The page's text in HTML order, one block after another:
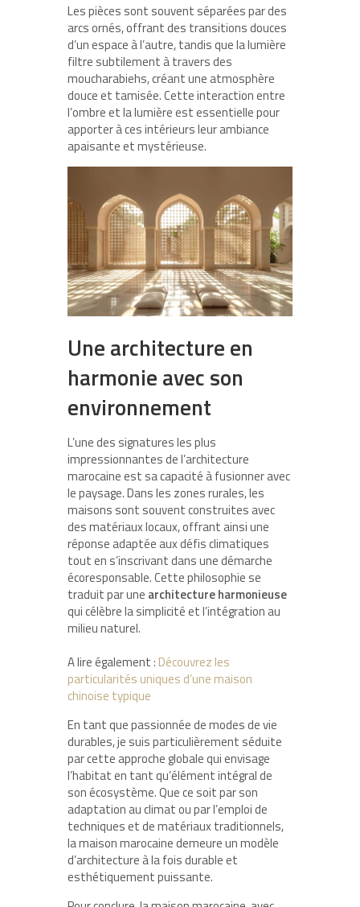
Les pièces sont souvent séparées par des
arcs ornés, offrant des transitions douces
d’un espace à l’autre, tandis que la lumière
filtre subtilement à travers des
moucharabiehs, créant une atmosphère
douce et tamisée. Cette interaction entre
l’ombre et la lumière est essentielle pour
apporter à ces intérieurs leur ambiance
apaisante et mystérieuse.
Une architecture en
harmonie avec son
environnement
L’une des signatures les plus
impressionnantes de l’architecture
marocaine est sa capacité à fusionner avec
le paysage. Dans les zones rurales, les
maisons sont souvent construites avec
des matériaux locaux, offrant ainsi une
réponse adaptée aux défis climatiques
tout en s’inscrivant dans une démarche
écoresponsable. Cette philosophie se
traduit par une architecture harmonieuse
qui célèbre la simplicité et l’intégration au
milieu naturel.
A lire également : Découvrez les
particularités uniques d’une maison
chinoise typique
En tant que passionnée de modes de vie
durables, je suis particulièrement séduite
par cette approche globale qui envisage
l’habitat en tant qu’élément intégral de
son écosystème. Que ce soit par son
adaptation au climat ou par l’emploi de
techniques et de matériaux traditionnels,
la maison marocaine demeure un modèle
d’architecture à la fois durable et
esthétiquement puissante.